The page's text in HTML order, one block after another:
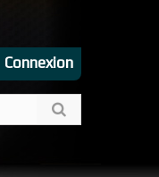
Connexion